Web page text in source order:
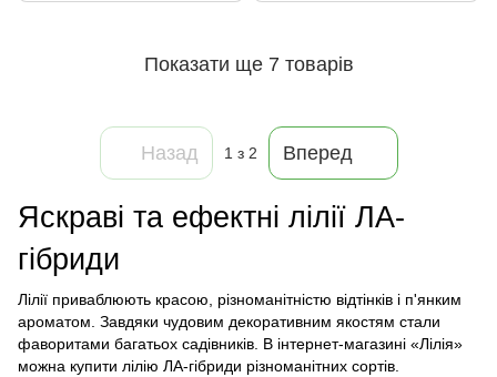
Показати ще 7 товарів
Назад 1 з 2 Вперед
Яскраві та ефектні лілії ЛА-
гібриди
Лілії приваблюють красою, різноманітністю відтінків і п'янким
ароматом. Завдяки чудовим декоративним якостям стали
фаворитами багатьох садівників. В інтернет-магазині «Лілія»
можна купити лілію ЛА-гібриди різноманітних сортів.